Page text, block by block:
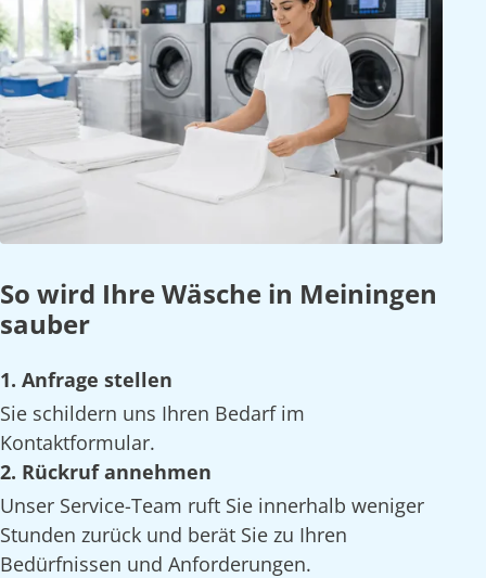
So wird Ihre Wäsche in Meiningen
sauber
1. Anfrage stellen
Sie schildern uns Ihren Bedarf im
Kontaktformular.
2. Rückruf annehmen
Unser Service-Team ruft Sie innerhalb weniger
Stunden zurück und berät Sie zu Ihren
Bedürfnissen und Anforderungen.